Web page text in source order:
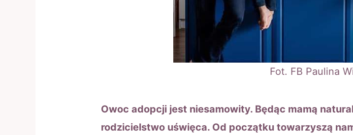
Fot. FB Paulina
Owoc adopcji jest niesamowity. Będąc mamą
rodzicielstwo uświęca. Od początku towarzyszą